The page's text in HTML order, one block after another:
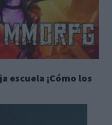
escuela ¡Cómo los